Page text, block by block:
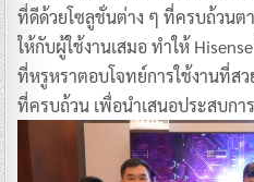
ที่ดีด้วยโซลูชั่นต่าง ๆ ที่ครบถ้วนต
ให้กับผู้ใช้งานเสมอ ทำให้
ที่หรูหราตอบโจทย์การใช้งานที่ส
ที่ครบถ้วน เพื่อนำเสนอประสบก